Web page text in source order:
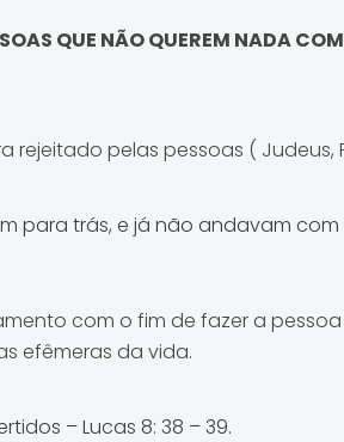
QUE NÃO QUEREM NADA
pelas pessoas ( Judeus,
para trás, e já não andavam com
com o fim de fazer a
efêmeras da vida.
– Lucas 8: 38 – 39.